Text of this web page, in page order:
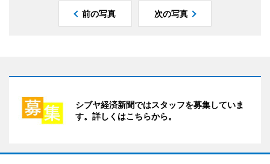
前の写真 次の写真
シブヤ経済新聞ではスタッフを募集していま
す。詳しくはこちらから。